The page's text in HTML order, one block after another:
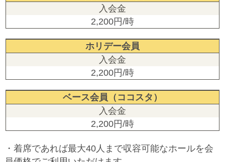
2,200円/時
ホリデー会員
2,200円/時
ベース会員（ココスタ）
2,200円/時
・着席であれば最大40人まで収容可能なホールを会